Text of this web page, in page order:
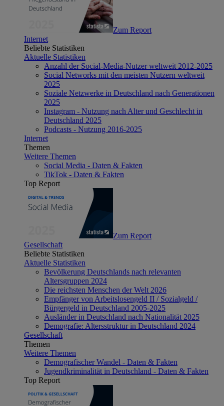
Zum Report
Internet
Beliebte Statistiken
Aktuelle Statistiken
Anzahl der Social-Media-Nutzer weltweit 2012-2025
Social Networks mit den meisten Nutzern weltweit
2025
Soziale Netzwerke in Deutschland nach Generationen
2025
Instagram - Nutzung nach Alter und Geschlecht in
Deutschland 2025
Podcasts - Nutzung 2016-2025
Internet
Themen
Weitere Themen
Social Media - Daten & Fakten
TikTok - Daten & Fakten
Top Report
Zum Report
Gesellschaft
Beliebte Statistiken
Aktuelle Statistiken
Bevölkerung Deutschlands nach relevanten
Altersgruppen 2024
Die reichsten Menschen der Welt 2026
Empfänger von Arbeitslosengeld II / Sozialgeld /
Bürgergeld in Deutschland 2005-2025
Ausländer in Deutschland nach Nationalität 2025
Demografie: Altersstruktur in Deutschland 2024
Gesellschaft
Themen
Weitere Themen
Demografischer Wandel - Daten & Fakten
Jugendkriminalität in Deutschland - Daten & Fakten
Top Report